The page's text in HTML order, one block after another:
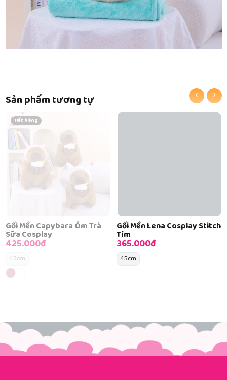
Sản phẩm tương tự
Hết hàng
Gối Mền Capybara Ôm Trà
Sữa Cosplay
425.000đ
45cm
Gối Mền Lena Cosplay Stitch
Tím
365.000đ
45cm
‹ ›